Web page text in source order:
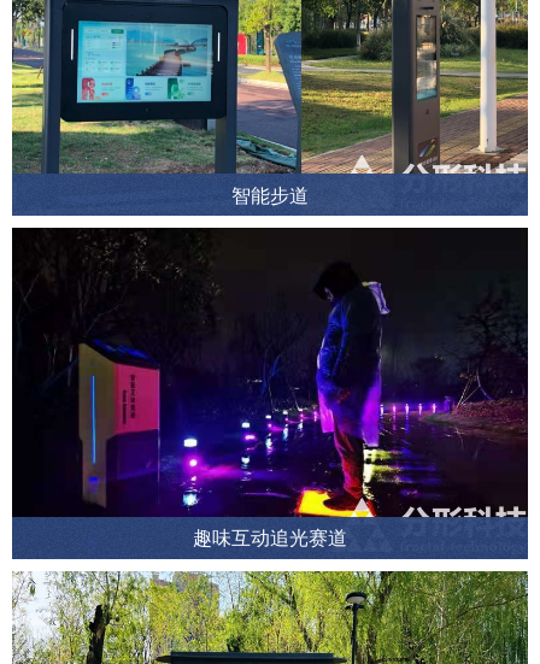
智能步道
趣味互动追光赛道